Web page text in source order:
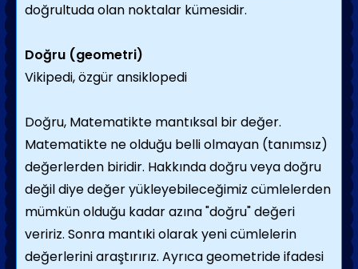
doğrultuda olan noktalar kümesidir.
Doğru (geometri)
Vikipedi, özgür ansiklopedi
Doğru, Matematikte mantıksal bir değer.
Matematikte ne olduğu belli olmayan (tanımsız)
değerlerden biridir. Hakkında doğru veya doğru
değil diye değer yükleyebileceğimiz cümlelerden
mümkün olduğu kadar azına "doğru" değeri
veririz. Sonra mantıki olarak yeni cümlelerin
değerlerini araştırırız. Ayrıca geometride ifadesi